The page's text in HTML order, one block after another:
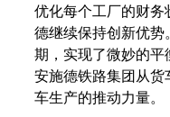
优化每个工厂的财
德继续保持创新优
期，实现了微妙的
安施德铁路集团从
车生产的推动力量。